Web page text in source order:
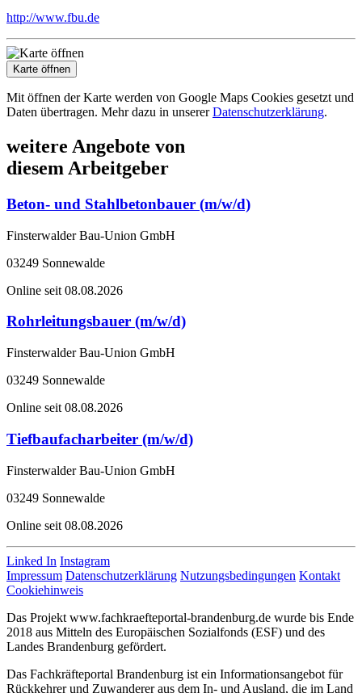
http://www.fbu.de
Karte öffnen
Mit öffnen der Karte werden von Google Maps Cookies gesetzt und
Daten übertragen. Mehr dazu in unsererDatenschutzerklärung.
weitere Angebote von
diesem Arbeitgeber
Beton- und Stahlbetonbauer (m/w/d)
Finsterwalder Bau-Union GmbH
03249 Sonnewalde
Online seit 08.08.2026
Rohrleitungsbauer (m/w/d)
Finsterwalder Bau-Union GmbH
03249 Sonnewalde
Online seit 08.08.2026
Tiefbaufacharbeiter (m/w/d)
Finsterwalder Bau-Union GmbH
03249 Sonnewalde
Online seit 08.08.2026
Linked In Instagram
Impressum Datenschutzerklärung Nutzungsbedingungen Kontakt
Cookiehinweis
Das Projekt www.fachkraefteportal-brandenburg.de wurde bis Ende
2018 aus Mitteln des Europäischen Sozialfonds (ESF) und des
Landes Brandenburg gefördert.
Das Fachkräfteportal Brandenburg ist ein Informationsangebot für
Rückkehrer und Zuwanderer aus dem In- und Ausland, die im Land